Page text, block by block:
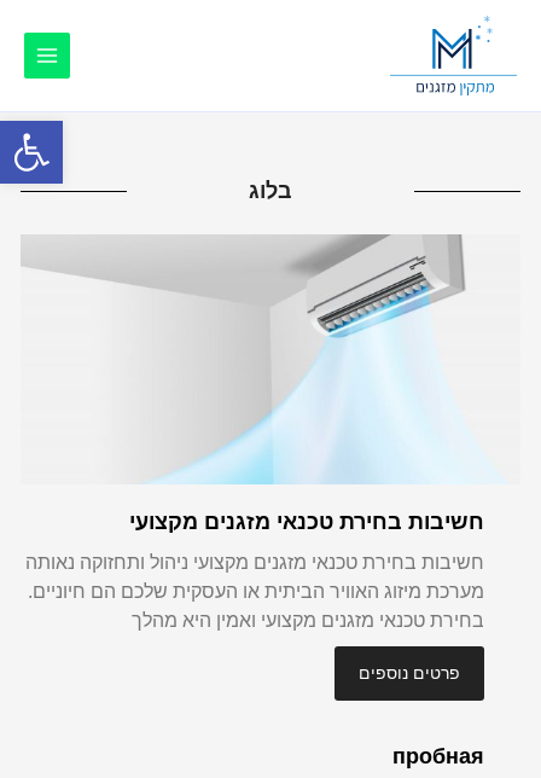
פתח
בלוג
חשיבות בחירת טכנאי מזגנים מקצועי
חשיבות בחירת טכנאי מזגנים מקצועי ניהול ותחזוקה נאותה
מערכת מיזוג האוויר הביתית או העסקית שלכם הם חיוניים.
בחירת טכנאי מזגנים מקצועי ואמין היא מהלך
פרטים נוספים
пробная